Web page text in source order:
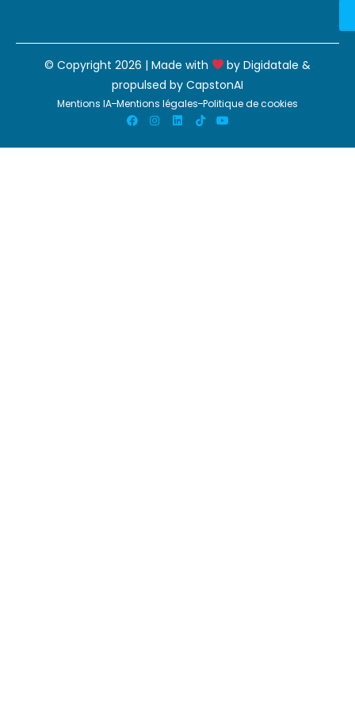
© Copyright 2026 | Made with byDigidatale &
propulsed by CapstonAI
Mentions IA Mentions légales Politique de cookies